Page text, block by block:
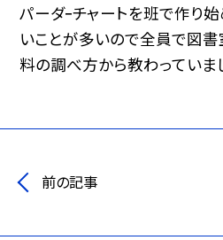
パーダｰチャートを班で作り
いことが多いので全員で図
料の調べ方から教わっていま
前の記事